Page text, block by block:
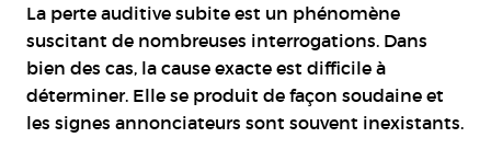
La perte auditive subite est un phénomène
suscitant de nombreuses interrogations. Dans
bien des cas, la cause exacte est difficile à
déterminer. Elle se produit de façon soudaine et
les signes annonciateurs sont souvent inexistants.